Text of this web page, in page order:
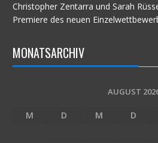
Christopher Zentarra und Sarah
Premiere des neuen
MONATSARCHIV
AUGUST
M D M D